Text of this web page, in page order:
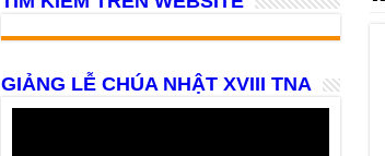
GIẢNG LỄ CHÚA NHẬT XVIII TNA